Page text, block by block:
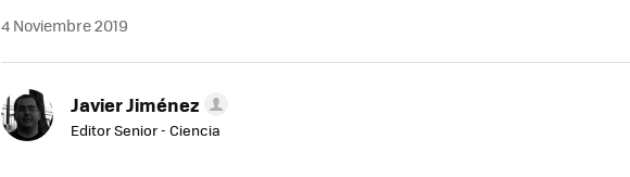
4 Noviembre 2019
Javier Jiménez
Editor Senior - Ciencia